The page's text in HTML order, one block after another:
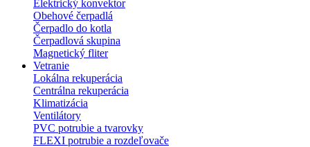
Elektrický konvektor
Obehové čerpadlá
Čerpadlo do kotla
Čerpadlová skupina
Magnetický fliter
Vetranie
Lokálna rekuperácia
Centrálna rekuperácia
Klimatizácia
Ventilátory
PVC potrubie a tvarovky
FLEXI potrubie a rozdeľovače